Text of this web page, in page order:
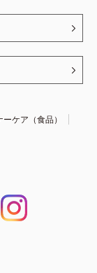
ーケア（食品）